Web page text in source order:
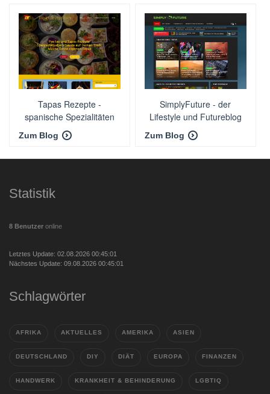
Tapas Rezepte -
spanische Spezialitäten
Zum Blog
SimplyFuture - der
Lifestyle und Futureblog
🚀
Zum Blog
Statistik
8 Benutzer online
Letztes Update: 02.08.2026 00:45:01
Nächstes Update: 09.08.2026 00:45:01
Schlagwörter
AFRIKA AKTUELLES AMERIKA ASIEN
DEUTSCHLAND DIY DIÄT EUROPA FINANZEN
HANDWERK KRANKHEIT & BEHINDERUNG LGBTIQ